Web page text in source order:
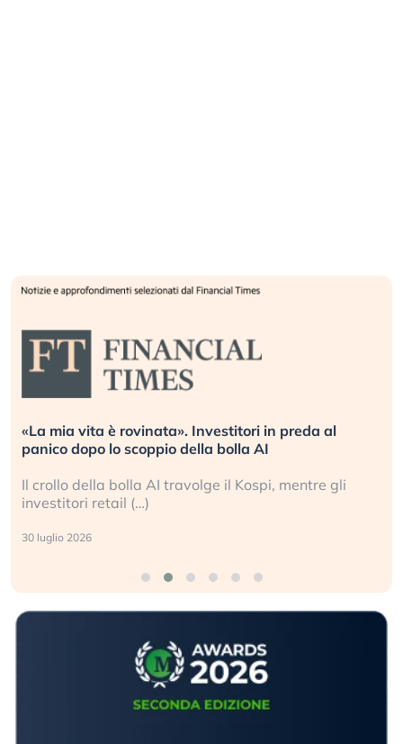
Quando la finanza pesa più dell’economia reale.
L’America sta ripetendo gli errori del 2008?
La ricchezza mondiale cresce, ma è sempre più
sganciata dall’economia reale. (…)
24 luglio 2026